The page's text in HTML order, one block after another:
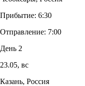
Прибытие: 6:30
Отправление: 7:00
День 2
23.05, вс
Казань, Россия